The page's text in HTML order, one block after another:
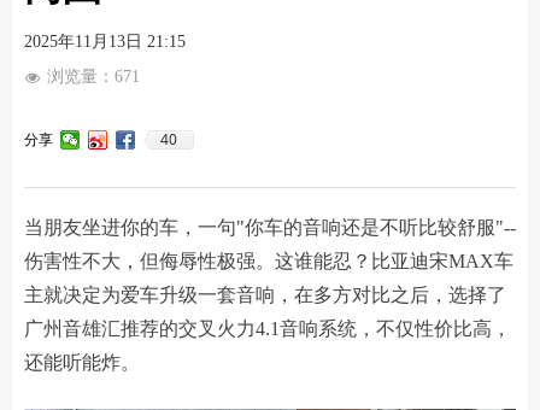
当朋友坐进你的车，一句"你车的音响还是不听比较舒服"--
伤害性不大，但侮辱性极强。这谁能忍？比亚迪宋MAX车
主就决定为爱车升级一套音响，在多方对比之后，选择了
广州音雄汇推荐的交叉火力4.1音响系统，不仅性价比高，
还能听能炸。
2025年11月13日 21:15
分享 40
넶 浏览量： 671